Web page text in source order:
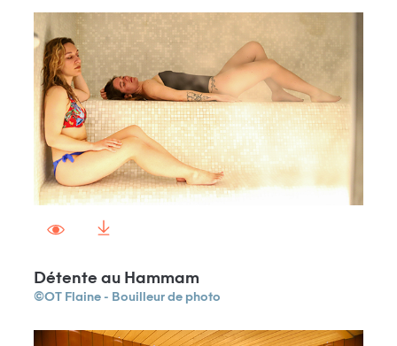
Détente au Hammam
©OT Flaine - Bouilleur de photo